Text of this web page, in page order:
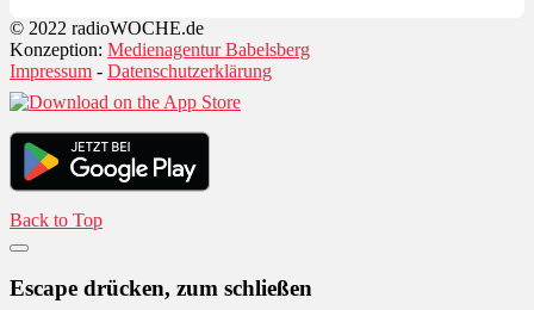
© 2022 radioWOCHE.de
Konzeption: Medienagentur Babelsberg
Impressum - Datenschutzerklärung
Back to Top
Escape drücken, zum schließen